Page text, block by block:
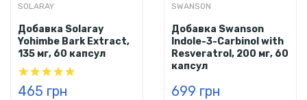
SOLARAY
Добавка Solaray
Yohimbe Bark Extract,
135 мг, 60 капсул
465 грн
SWANSON
Добавка Swanson
Indole-3-Carbinol with
Resveratrol, 200 мг, 60
капсул
699 грн